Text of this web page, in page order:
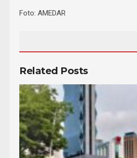
Foto: AMEDAR
Related Posts